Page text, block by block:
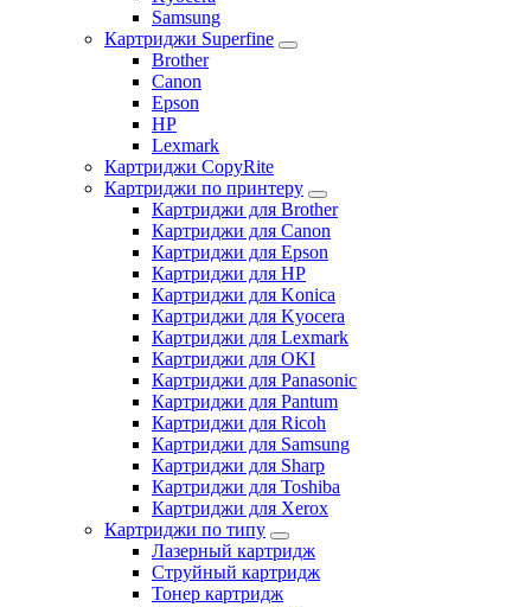
Samsung
Картриджи Superfine
Brother
Canon
Epson
HP
Lexmark
Картриджи CopyRite
Картриджи по принтеру
Картриджи для Brother
Картриджи для Canon
Картриджи для Epson
Картриджи для HP
Картриджи для Konica
Картриджи для Kyocera
Картриджи для Lexmark
Картриджи для OKI
Картриджи для Panasonic
Картриджи для Pantum
Картриджи для Ricoh
Картриджи для Samsung
Картриджи для Sharp
Картриджи для Toshiba
Картриджи для Xerox
Картриджи по типу
Лазерный картридж
Струйный картридж
Тонер картридж